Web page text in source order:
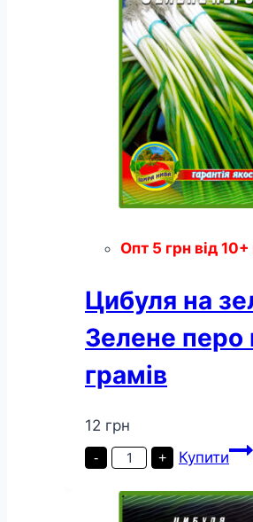
Опт 5 грн від
Цибуля на
Зелене перо
грамів
12 грн
-
Цибуля
на
Зелене
перо
+ Купити